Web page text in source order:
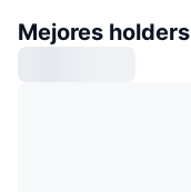
Mejores holders